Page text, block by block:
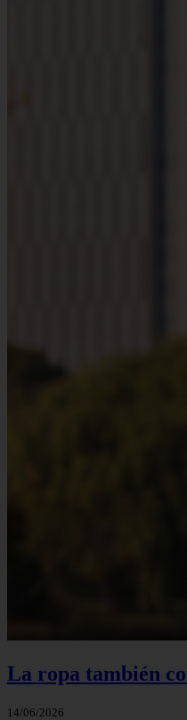
La ropa también
14/06/2026